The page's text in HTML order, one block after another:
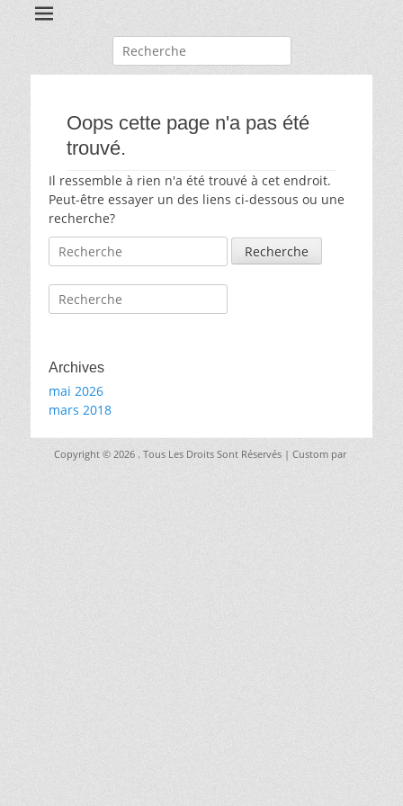
Recherche
pour:
Oops cette page n'a pas été
trouvé.
Il ressemble à rien n'a été trouvé à cet endroit.
Peut-être essayer un des liens ci-dessous ou une
recherche?
Recherche
pour:
Recherche
pour:
Archives
mai 2026
mars 2018
Copyright © 2026 . Tous Les Droits Sont Réservés | Custom par